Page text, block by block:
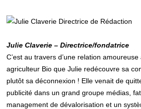
Julie Claverie – Directrice/fondatrice
C’est au travers d’une relation
agriculteur Bio que Julie redécouvre sa
plutôt sa déconnexion ! Elle venait de
publicité dans un grand groupe médias,
management de dévalorisation et un